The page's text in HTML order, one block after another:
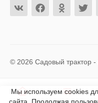
© 2026 Садовый трактор -
Мы используем cookies